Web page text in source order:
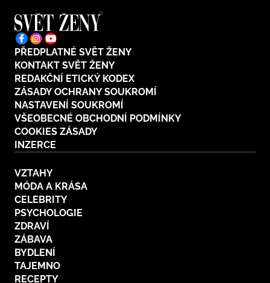
PŘEDPLATNÉ SVĚT ŽENY
KONTAKT SVĚT ŽENY
REDAKČNÍ ETICKÝ KODEX
ZÁSADY OCHRANY SOUKROMÍ
NASTAVENÍ SOUKROMÍ
VŠEOBECNÉ OBCHODNÍ PODMÍNKY
COOKIES ZÁSADY
INZERCE
VZTAHY
MÓDA A KRÁSA
CELEBRITY
PSYCHOLOGIE
ZDRAVÍ
ZÁBAVA
BYDLENÍ
TAJEMNO
RECEPTY